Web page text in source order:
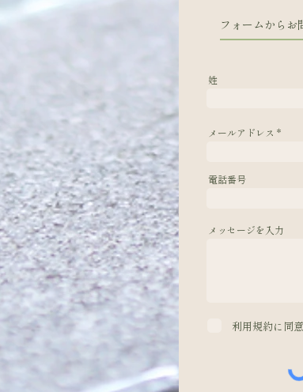
フォームからお
姓
メールアドレス
電話番号
メッセージを入力
利用規約に同